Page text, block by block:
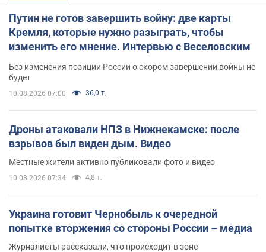
Путин не готов завершить войну: две карты
Кремля, которые нужно разыграть, чтобы
изменить его мнение. Интервью с Веселовским
Без изменения позиции России о скором завершении войны не
будет
10.08.2026 07:00 36,0 т.
Дроны атаковали НПЗ в Нижнекамске: после
взрывов был виден дым. Видео
Местные жители активно публиковали фото и видео
10.08.2026 07:34 4,8 т.
Украина готовит Чернобыль к очередной
попытке вторжения со стороны России – медиа
Журналисты рассказали, что происходит в зоне